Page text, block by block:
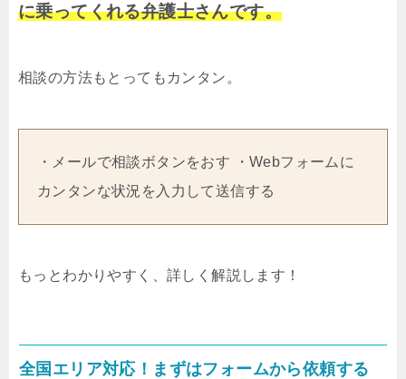
に乗ってくれる弁護士さんです。
相談の方法もとってもカンタン。
・メールで相談ボタンをおす ・Webフォームに
カンタンな状況を入力して送信する
もっとわかりやすく、詳しく解説します！
全国エリア対応！まずはフォームから依頼する